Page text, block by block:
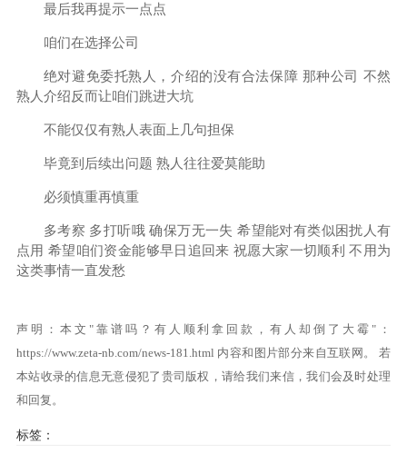
最后我再提示一点点
咱们在选择公司
绝对避免委托熟人，介绍的没有合法保障 那种公司 不然
熟人介绍反而让咱们跳进大坑
不能仅仅有熟人表面上几句担保
毕竟到后续出问题 熟人往往爱莫能助
必须慎重再慎重
多考察 多打听哦 确保万无一失 希望能对有类似困扰人有
点用 希望咱们资金能够早日追回来 祝愿大家一切顺利 不用为
这类事情一直发愁
声明：本文"靠谱吗？有人顺利拿回款，有人却倒了大霉"：
https://www.zeta-nb.com/news-181.html 内容和图片部分来自互联网。 若
本站收录的信息无意侵犯了贵司版权，请给我们来信，我们会及时处理
和回复。
标签：